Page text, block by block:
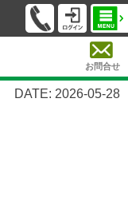
お問合せ
DATE: 2026-05-28